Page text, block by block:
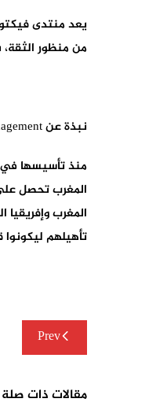
من منظور الثقة،
نبذة عن ESCA Ecole de Management
تأهيلهم
تصفّح
المقالاتPrev
مقالات ذات صلة